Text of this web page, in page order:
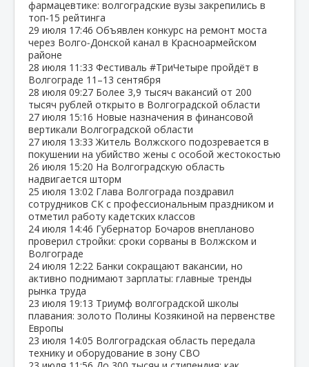
фармацевтике: волгоградские вузы закрепились в
топ‑15 рейтинга
29 июля 17:46 Объявлен конкурс на ремонт моста
через Волго‑Донской канал в Красноармейском
районе
28 июля 11:33 Фестиваль #ТриЧетыре пройдёт в
Волгограде 11–13 сентября
28 июля 09:27 Более 3,9 тысяч вакансий от 200
тысяч рублей открыто в Волгоградской области
27 июля 15:16 Новые назначения в финансовой
вертикали Волгоградской области
27 июля 13:33 Житель Волжского подозревается в
покушении на убийство жены с особой жестокостью
26 июля 15:20 На Волгоградскую область
надвигается шторм
25 июля 13:02 Глава Волгограда поздравил
сотрудников СК с профессиональным праздником и
отметил работу кадетских классов
24 июля 14:46 Губернатор Бочаров внепланово
проверил стройки: сроки сорваны в Волжском и
Волгограде
24 июля 12:22 Банки сокращают вакансии, но
активно поднимают зарплаты: главные тренды
рынка труда
23 июля 19:13 Триумф волгоградской школы
плавания: золото Полины Козякиной на первенстве
Европы
23 июля 14:05 Волгоградская область передала
технику и оборудование в зону СВО